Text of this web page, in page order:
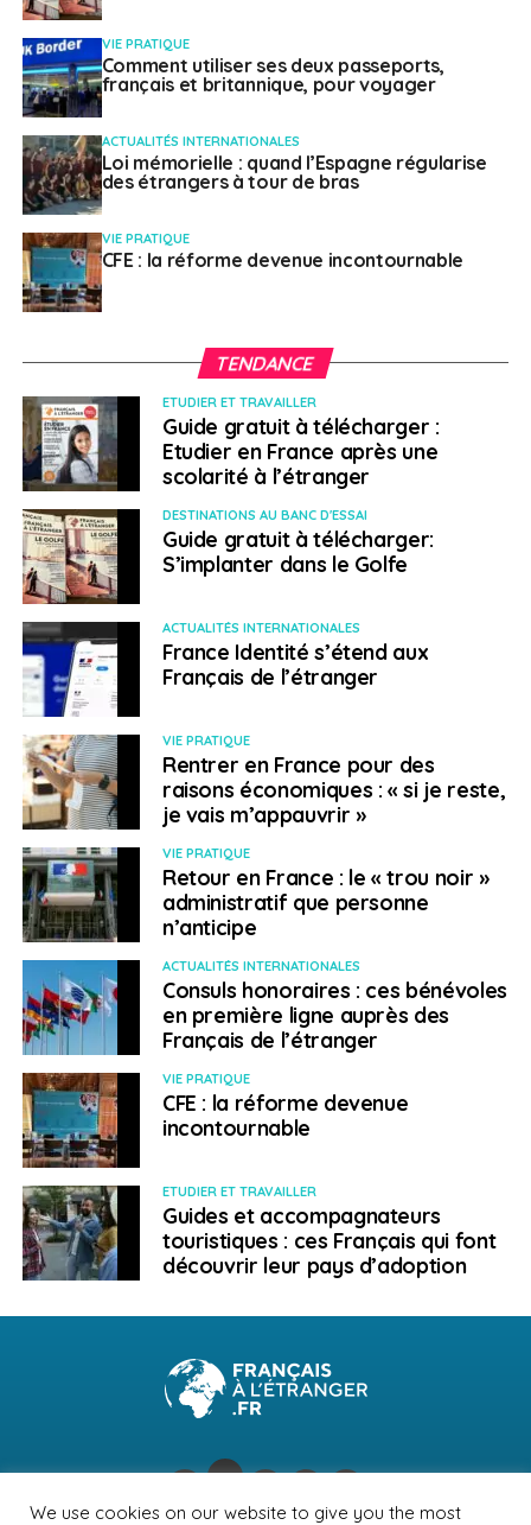
VIE PRATIQUE
Comment utiliser ses deux passeports,
français et britannique, pour voyager
ACTUALITÉS INTERNATIONALES
Loi mémorielle : quand l’Espagne régularise
des étrangers à tour de bras
VIE PRATIQUE
CFE : la réforme devenue incontournable
TENDANCE
ETUDIER ET TRAVAILLER
Guide gratuit à télécharger :
Etudier en France après une
scolarité à l’étranger
DESTINATIONS AU BANC D'ESSAI
Guide gratuit à télécharger:
S’implanter dans le Golfe
ACTUALITÉS INTERNATIONALES
France Identité s’étend aux
Français de l’étranger
VIE PRATIQUE
Rentrer en France pour des
raisons économiques : « si je reste,
je vais m’appauvrir »
VIE PRATIQUE
Retour en France : le « trou noir »
administratif que personne
n’anticipe
ACTUALITÉS INTERNATIONALES
Consuls honoraires : ces bénévoles
en première ligne auprès des
Français de l’étranger
VIE PRATIQUE
CFE : la réforme devenue
incontournable
ETUDIER ET TRAVAILLER
Guides et accompagnateurs
touristiques : ces Français qui font
découvrir leur pays d’adoption
We use cookies on our website to give you the most